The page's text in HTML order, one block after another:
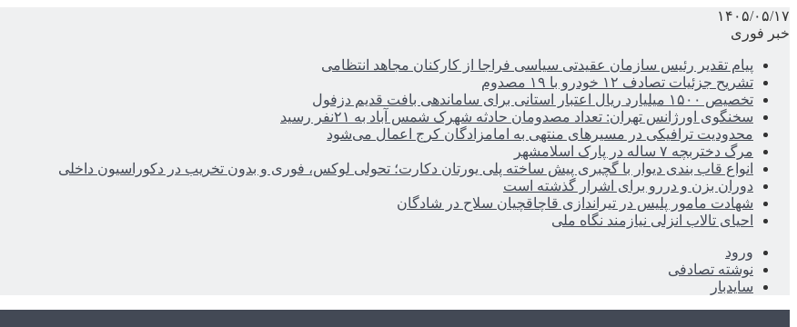
۱۴۰۵/۰۵/۱۷
خبر فوری
پیام تقدیر رئیس سازمان عقیدتی سیاسی فراجا از کارکنان مجاهد انتظامی
تشریح جزئیات تصادف ۱۲ خودرو با ۱۹ مصدوم
تخصیص ۱۵۰۰ میلیارد ریال اعتبار استانی برای ساماندهی بافت قدیم دزفول
سخنگوی اورژانس تهران: تعداد مصدومان حادثه شهرک شمس آباد به ۲۱نفر رسید
محدودیت ترافیکی در مسیرهای منتهی به امامزادگان کرج اعمال می‌شود
مرگ دختربچه ۷ ساله در پارک اسلامشهر
انواع قاب بندی دیوار با گچبری پیش ساخته پلی یورتان دکارت؛ تحولی لوکس، فوری و بدون تخریب در دکوراسیون داخلی
دوران بزن و دررو برای اشرار گذشته است
شهادت مامور پلیس در تیراندازی قاچاقچیان سلاح در شادگان
احیای تالاب انزلی نیازمند نگاه ملی
ورود
نوشته تصادفی
سایدبار